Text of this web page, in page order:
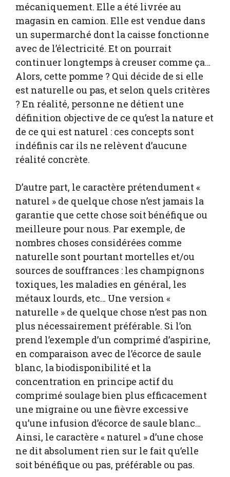
mécaniquement. Elle a été livrée au
magasin en camion. Elle est vendue dans
un supermarché dont la caisse fonctionne
avec de l’électricité. Et on pourrait
continuer longtemps à creuser comme ça…
Alors, cette pomme ? Qui décide de si elle
est naturelle ou pas, et selon quels critères
? En réalité, personne ne détient une
définition objective de ce qu’est la nature et
de ce qui est naturel : ces concepts sont
indéfinis car ils ne relèvent d’aucune
réalité concrète.
D’autre part, le caractère prétendument «
naturel » de quelque chose n’est jamais la
garantie que cette chose soit bénéfique ou
meilleure pour nous. Par exemple, de
nombres choses considérées comme
naturelle sont pourtant mortelles et/ou
sources de souffrances : les champignons
toxiques, les maladies en général, les
métaux lourds, etc… Une version «
naturelle » de quelque chose n’est pas non
plus nécessairement préférable. Si l’on
prend l’exemple d’un comprimé d’aspirine,
en comparaison avec de l’écorce de saule
blanc, la biodisponibilité et la
concentration en principe actif du
comprimé soulage bien plus efficacement
une migraine ou une fièvre excessive
qu’une infusion d’écorce de saule blanc…
Ainsi, le caractère « naturel » d’une chose
ne dit absolument rien sur le fait qu’elle
soit bénéfique ou pas, préférable ou pas.